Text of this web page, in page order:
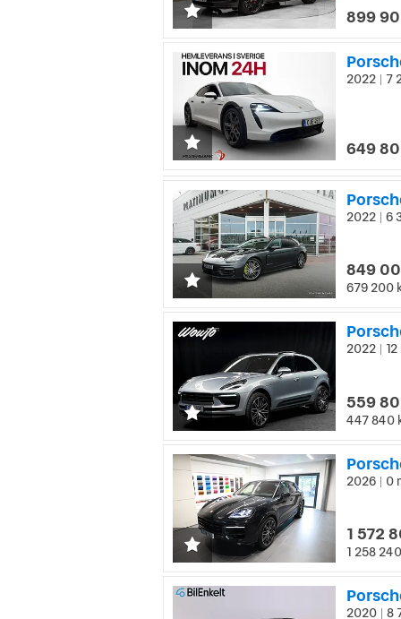
899
2022 7
649
2022 6
849
679 200
2022
559
447 840
2026 0
1 572
1 258
2020 8